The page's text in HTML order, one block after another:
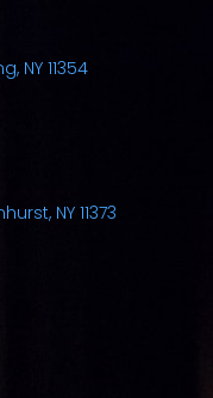
NY 11354
NY 11373